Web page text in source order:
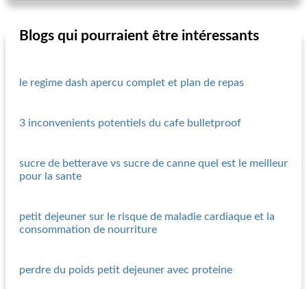
Blogs qui pourraient être intéressants
le regime dash apercu complet et plan de repas
3 inconvenients potentiels du cafe bulletproof
sucre de betterave vs sucre de canne quel est le meilleur
pour la sante
petit dejeuner sur le risque de maladie cardiaque et la
consommation de nourriture
perdre du poids petit dejeuner avec proteine